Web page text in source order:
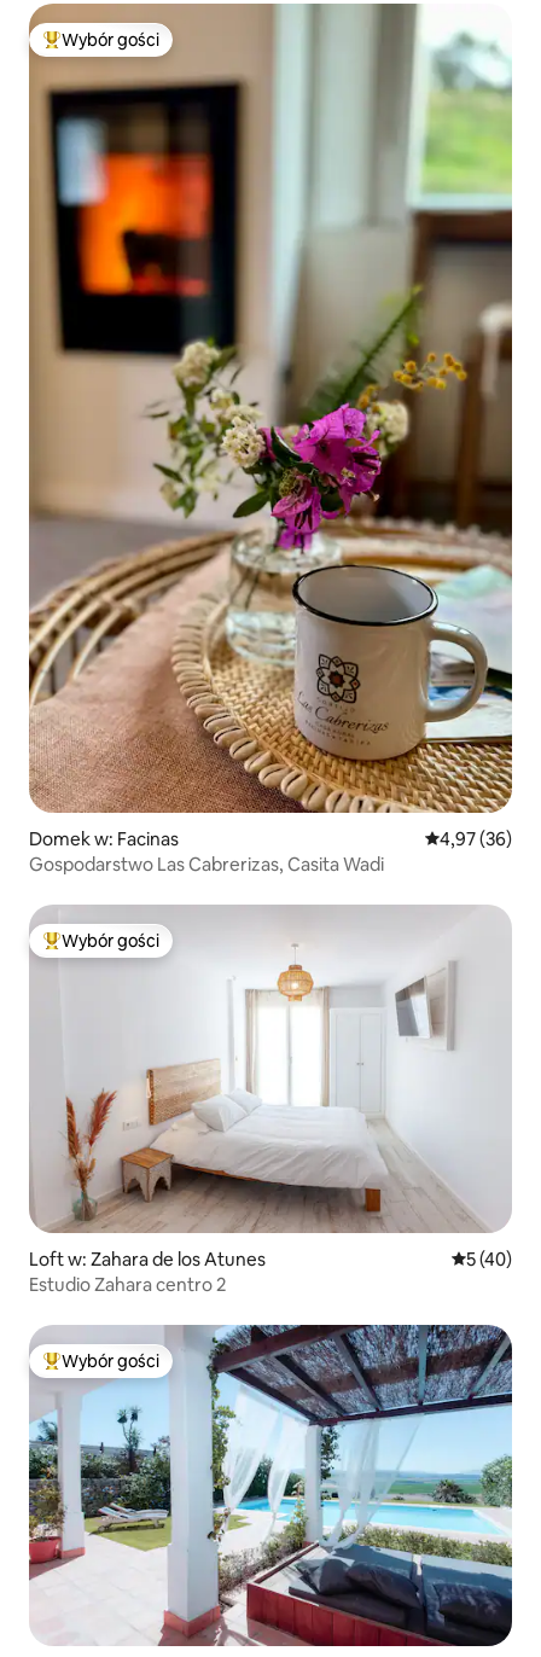
Najpopularniejsze z kategorii Wybór gości
Wybór gości
Domek w: Facinas Średnia
4,97 (36)
Gospodarstwo Las Cabrerizas, Casita Wadi
Najpopularniejsze z kategorii Wybór gości
Wybór gości
Loft w: Zahara de los Atunes Średnia
5 (40)
Estudio Zahara centro 2
Najpopularniejsze z kategorii Wybór gości
Wybór gości